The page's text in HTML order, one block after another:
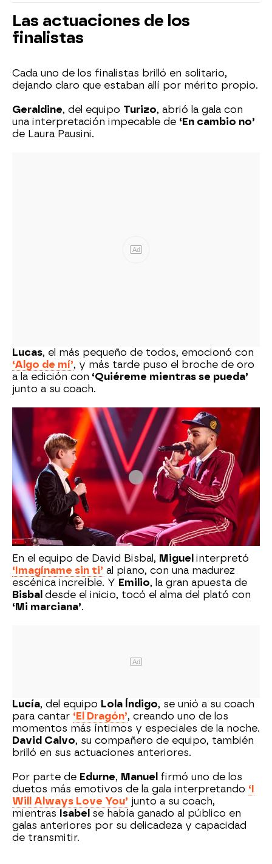
Las actuaciones de los
finalistas
Cada uno de los finalistas brilló en solitario,
dejando claro que estaban allí por mérito propio.
Geraldine, del equipo Turizo, abrió la gala con
una interpretación impecable de ‘En cambio no’
de Laura Pausini.
Ad
Lucas, el más pequeño de todos, emocionó con
‘Algo de mí’, y más tarde puso el broche de oro
a la edición con ‘Quiéreme mientras se pueda’
junto a su coach.
En el equipo de David Bisbal, Miguel interpretó
‘Imagíname sin ti’ al piano, con una madurez
escénica increíble. Y Emilio, la gran apuesta de
Bisbal desde el inicio, tocó el alma del plató con
‘Mi marciana’.
Ad
Lucía, del equipo Lola Índigo, se unió a su coach
para cantar ‘El Dragón’, creando uno de los
momentos más íntimos y especiales de la noche.
David Calvo, su compañero de equipo, también
brilló en sus actuaciones anteriores.
Por parte de Edurne, Manuel firmó uno de los
duetos más emotivos de la gala interpretando ‘I
Will Always Love You’ junto a su coach,
mientras Isabel se había ganado al público en
galas anteriores por su delicadeza y capacidad
de transmitir.